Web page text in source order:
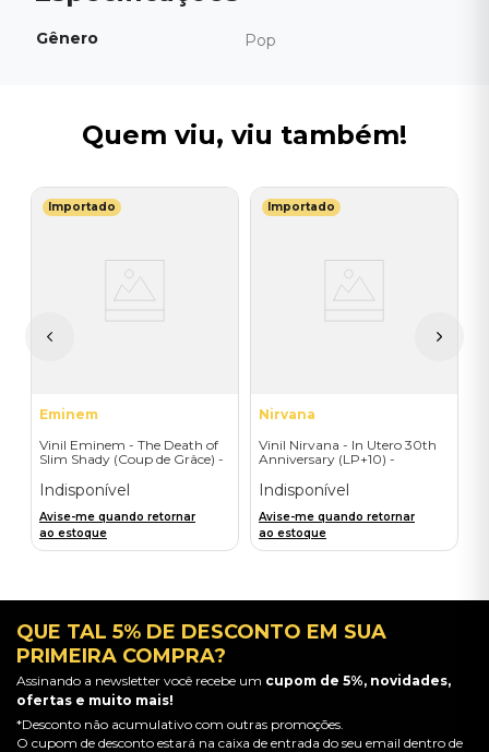
Gênero Pop
Quem viu, viu também!
Importado
Eminem
Vinil Eminem - The Death of
Slim Shady (Coup de Grâce) -
Indisponível
Avise-me quando retornar
ao estoque
Importado
Nirvana
Vinil Nirvana - In Utero 30th
Anniversary (LP+10) -
Indisponível
Avise-me quando retornar
ao estoque
QUE TAL 5% DE DESCONTO EM SUA
PRIMEIRA COMPRA?
Assinando a newsletter você recebe um cupom de 5%, novidades,
ofertas e muito mais!
*Desconto não acumulativo com outras promoções.
O cupom de desconto estará na caixa de entrada do seu email dentro de